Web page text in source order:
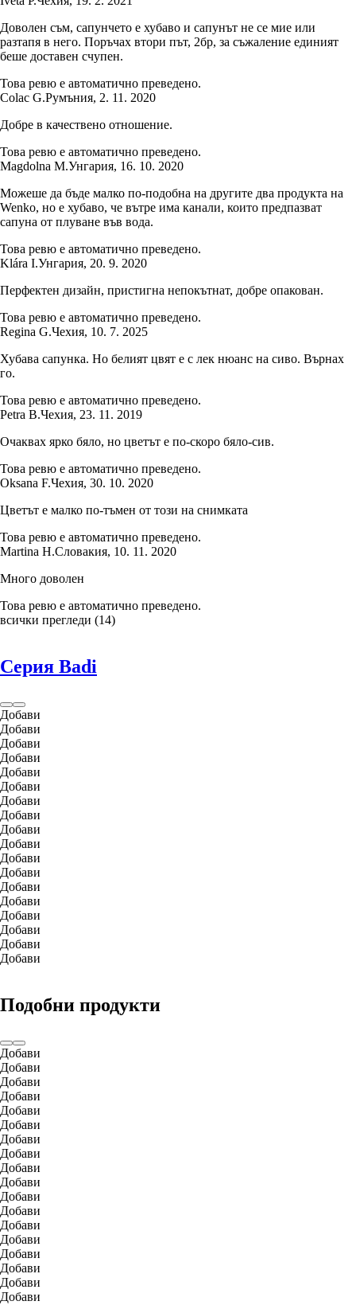
Доволен съм, сапунчето е хубаво и сапунът не се мие или
разтапя в него. Поръчах втори път, 2бр, за съжаление единият
беше доставен счупен.
Това ревю е автоматично преведено.
Colac G.Румъния, 2. 11. 2020
Добре в качествено отношение.
Това ревю е автоматично преведено.
Magdolna M.Унгария, 16. 10. 2020
Можеше да бъде малко по-подобна на другите два продукта на
Wenko, но е хубаво, че вътре има канали, които предпазват
сапуна от плуване във вода.
Това ревю е автоматично преведено.
Klára I.Унгария, 20. 9. 2020
Перфектен дизайн, пристигна непокътнат, добре опакован.
Това ревю е автоматично преведено.
Regina G.Чехия, 10. 7. 2025
Хубава сапунка. Но белият цвят е с лек нюанс на сиво. Върнах
го.
Това ревю е автоматично преведено.
Petra B.Чехия, 23. 11. 2019
Очаквах ярко бяло, но цветът е по-скоро бяло-сив.
Това ревю е автоматично преведено.
Oksana F.Чехия, 30. 10. 2020
Цветът е малко по-тъмен от този на снимката
Това ревю е автоматично преведено.
Martina H.Словакия, 10. 11. 2020
Много доволен
Това ревю е автоматично преведено.
всички прегледи (14)
Серия Badi
Добави
Добави
Добави
Добави
Добави
Добави
Добави
Добави
Добави
Добави
Добави
Добави
Добави
Добави
Добави
Добави
Добави
Добави
Подобни продукти
Добави
Добави
Добави
Добави
Добави
Добави
Добави
Добави
Добави
Добави
Добави
Добави
Добави
Добави
Добави
Добави
Добави
Добави